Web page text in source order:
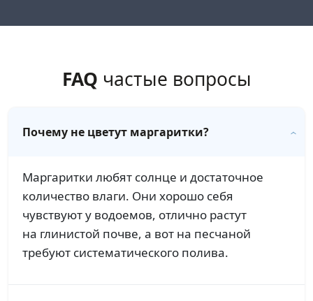
FAQ частые вопросы
Почему не цветут маргаритки?
Маргаритки любят солнце и достаточное
количество влаги. Они хорошо себя
чувствуют у водоемов, отлично растут
на глинистой почве, а вот на песчаной
требуют систематического полива.